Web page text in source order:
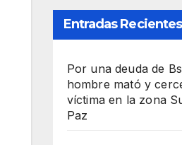
Entradas Recientes
Por una deuda de
hombre mató y
víctima en la zona
Paz